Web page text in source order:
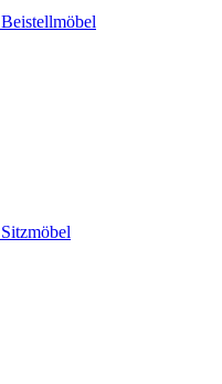
Beistellmöbel
Sitzmöbel